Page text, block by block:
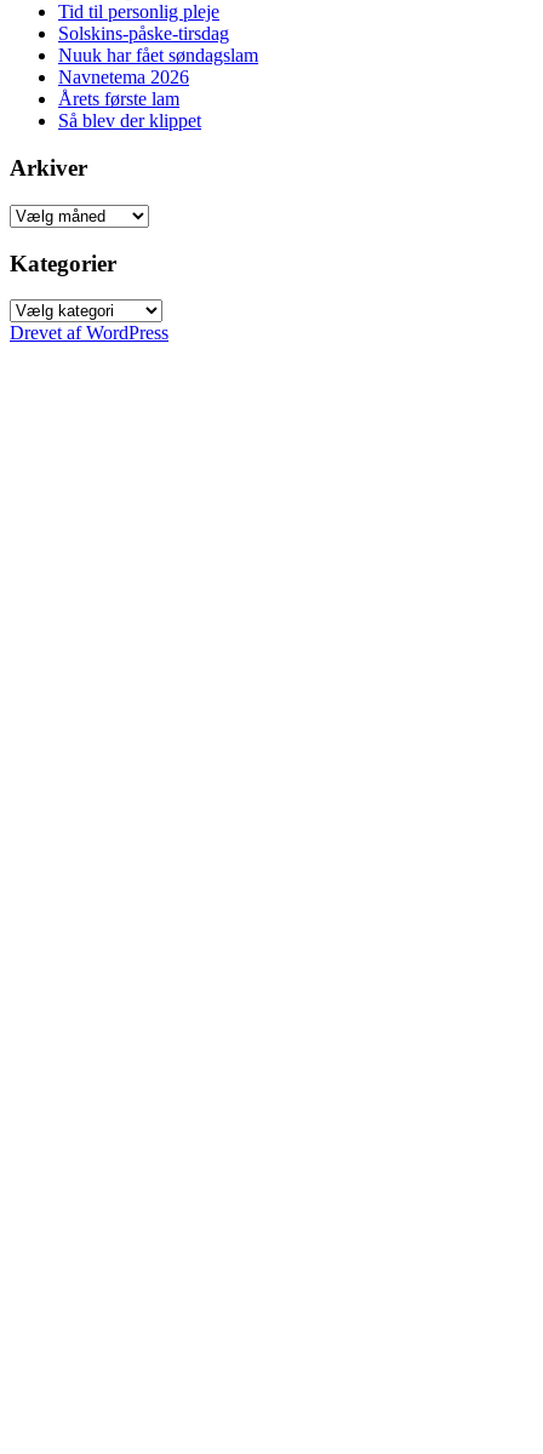
Tid til personlig pleje
Solskins-påske-tirsdag
Nuuk har fået søndagslam
Navnetema 2026
Årets første lam
Så blev der klippet
Arkiver
Arkiver
Kategorier
Kategorier
Drevet af WordPress